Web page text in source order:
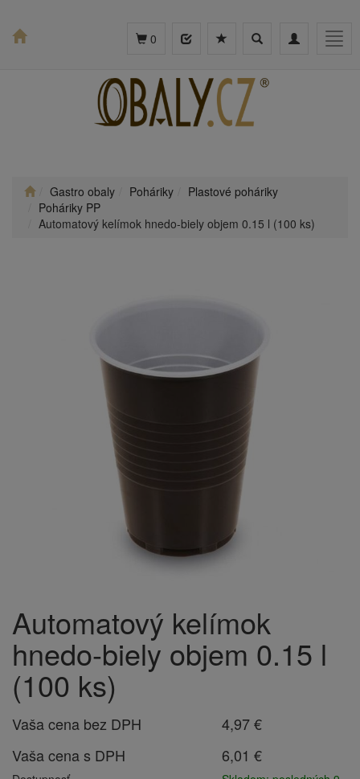
Toggle
Toggle
0
Gastro obaly Poháriky
Plastové poháriky
Poháriky PP
Automatový kelímok hnedo-biely objem 0.15 l (100 ks)
Automatový kelímok
hnedo-biely objem 0.15 l
(100 ks)
Vaša cena bez DPH
4,97 €
Vaša cena s DPH
6,01 €